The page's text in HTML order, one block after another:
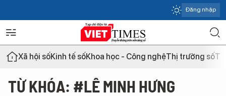
Đăng nhập
Xã hội sốKinh tế sốKhoa học - Công nghệThị trường số
TỪ KHÓA: #LÊ MINH HƯNG